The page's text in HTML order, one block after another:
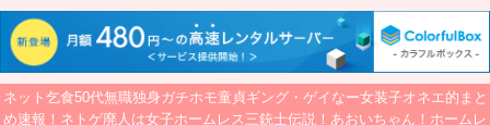
ネット乞食50代無職独身ガチホモ童貞ギング・ゲイなー女装子オネエ的まと
め速報！ネトゲ廃人は女子ホームレス三銃士伝説！あおいちゃん！ホームレ